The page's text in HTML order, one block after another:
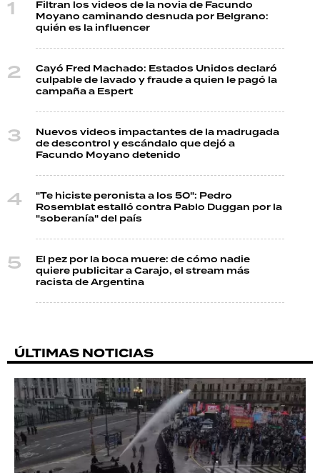
Filtran los videos de la novia de Facundo
Moyano caminando desnuda por Belgrano:
quién es la influencer
Cayó Fred Machado: Estados Unidos declaró
culpable de lavado y fraude a quien le pagó la
campaña a Espert
Nuevos videos impactantes de la madrugada
de descontrol y escándalo que dejó a
Facundo Moyano detenido
"Te hiciste peronista a los 50": Pedro
Rosemblat estalló contra Pablo Duggan por la
"soberanía" del país
El pez por la boca muere: de cómo nadie
quiere publicitar a Carajo, el stream más
racista de Argentina
ÚLTIMAS NOTICIAS